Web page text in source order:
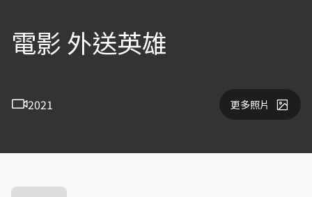
電影 外送英雄
2021 更多照片